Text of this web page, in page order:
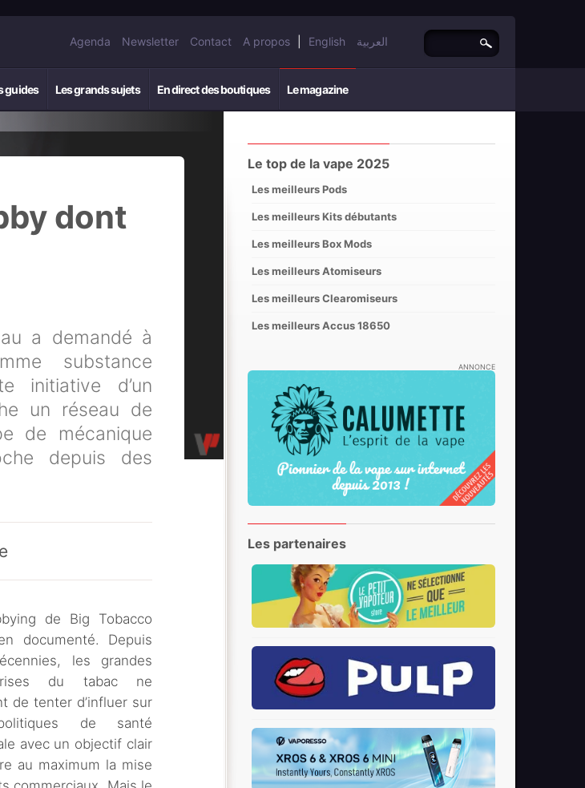
Agenda Newsletter Contact A propos English العربية
guides Les grands sujets En direct des boutiques Le magazine
dont
a demandé à
substance
initiative d’un
un réseau de
de mécanique
depuis des
de Big Tobacco
documenté. Depuis
les grandes
du tabac ne
de tenter d’influer sur
de santé
avec un objectif clair
au maximum la mise
Le top de la vape 2025
Les meilleurs Pods
Les meilleurs Kits débutants
Les meilleurs Box Mods
Les meilleurs Atomiseurs
Les meilleurs Clearomiseurs
Les meilleurs Accus 18650
ANNONCE
Les partenaires